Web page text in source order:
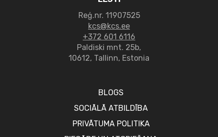
Reģ.nr. 11907525
kcs@kcs.ee
+372 601 6116
Paldiski mnt. 25b,
10612, Tallinn, Estonia
BLOGS
SOCIĀLĀ ATBILDĪBA
PRIVĀTUMA POLITIKA